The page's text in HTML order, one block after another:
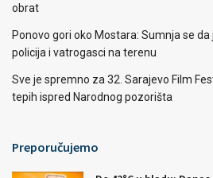
obrat
Ponovo gori oko Mostara: Sumnja se
policija i vatrogasci na terenu
Sve je spremno za 32. Sarajevo Film
tepih ispred Narodnog pozorišta
Preporučujemo